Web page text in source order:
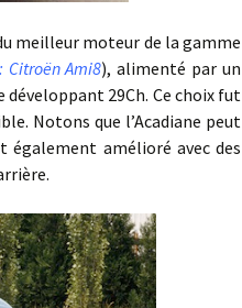
moteur de la gamme
Citroën Ami8), alimenté par un
29Ch. Ce choix fut
Notons que l’Acadiane peut
également amélioré avec des